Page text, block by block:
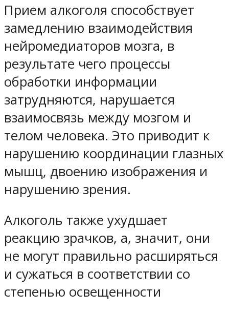
Прием алкоголя способствует
замедлению взаимодействия
нейромедиаторов мозга, в
результате чего процессы
обработки информации
затрудняются, нарушается
взаимосвязь между мозгом и
телом человека. Это приводит к
нарушению координации глазных
мышц, двоению изображения и
нарушению зрения.
Алкоголь также ухудшает
реакцию зрачков, а, значит, они
не могут правильно расширяться
и сужаться в соответствии со
степенью освещенности